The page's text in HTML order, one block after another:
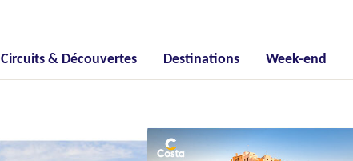
Circuits & Découvertes Destinations Week-end